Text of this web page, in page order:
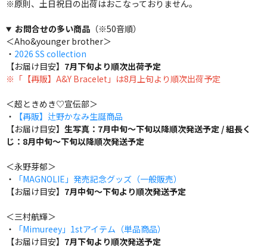
※原則、土日祝日の出荷はおこなっておりません。
お問合せの多い商品（※50音順）
＜Aho&younger brother＞
・ 2026 SS collection
【お届け目安】 7月下旬より順次出荷予定
※「【再販】A&Y Bracelet」は8月上旬より順次出荷予定
＜超ときめき♡宣伝部＞
・
【再販】辻野かなみ生誕商品
【お届け目安】 生写真：7月中旬～下旬以降順次発送予定 / 組長く
じ：8月中旬～下旬以降順次発送予定
＜永野芽郁＞
・
「MAGNOLIE」発売記念グッズ（一般販売）
【お届け目安】 7月中旬～下旬より順次発送予定
＜三村航輝＞
・
「Mimureey」1stアイテム（単品商品）
【お届け目安】 7月下旬より順次発送予定